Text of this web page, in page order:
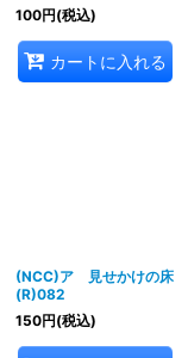
100円(税込)
カートに入れる
(NCC)ア 見せかけの床
(R)082
150円(税込)